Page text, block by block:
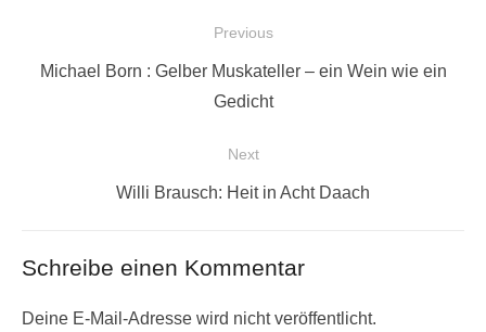
BeitragsnavigationPrevious
Previous
Michael Born : Gelber Muskateller – ein Wein wie ein
Gedicht
Next
Next
Willi Brausch: Heit in Acht Daach
Schreibe einen Kommentar
Deine E-Mail-Adresse wird nicht veröffentlicht.